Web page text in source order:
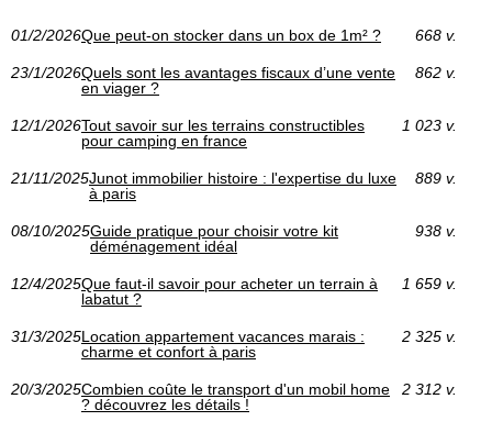
01/2/2026Que peut-on stocker dans un box de 1m² ? 668 v.
23/1/2026Quels sont les avantages fiscaux d’une vente
en viager ?
862 v.
12/1/2026Tout savoir sur les terrains constructibles
pour camping en france
1 023 v.
21/11/2025Junot immobilier histoire : l'expertise du luxe
à paris
889 v.
08/10/2025Guide pratique pour choisir votre kit
déménagement idéal
938 v.
12/4/2025Que faut-il savoir pour acheter un terrain à
labatut ?
1 659 v.
31/3/2025Location appartement vacances marais :
charme et confort à paris
2 325 v.
20/3/2025Combien coûte le transport d'un mobil home
? découvrez les détails !
2 312 v.